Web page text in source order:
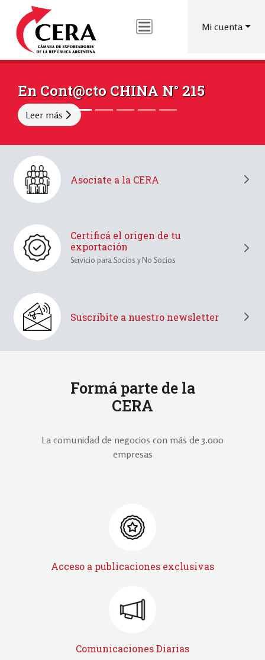
al
contenido
de
de
Mi cuenta
Cont@cto CHINA N° 215
Leer más
Asociate a la CERA
Certificá el origen de tu
exportación
Servicio para Socios y No Socios
Suscribite a nuestro newsletter
Formá parte de la
CERA
La comunidad de negocios con más de 3.000
empresas
Acceso a publicaciones exclusivas
Comunicaciones Diarias